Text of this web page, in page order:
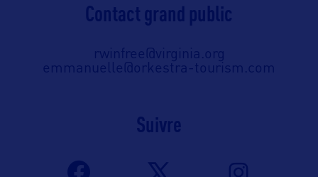
Contact grand public
rwinfree@virginia.org
emmanuelle@orkestra-tourism.com
Suivre